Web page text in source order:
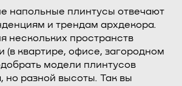
напольные плинтусы отвечают
и трендам архдекора.
нескольких пространств
(в квартире, офисе, загородном
модели плинтусов
но разной высоты. Так вы